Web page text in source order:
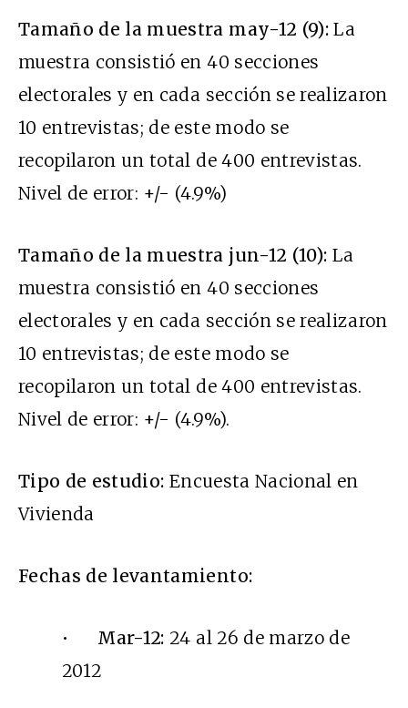
Tamaño de la muestra may-12 (9):La
muestra consistió en 40 secciones
electorales y en cada sección se realizaron
10 entrevistas; de este modo se
recopilaron un total de 400 entrevistas.
Nivel de error: +/- (4.9%)
Tamaño de la muestra jun-12 (10): La
muestra consistió en 40 secciones
electorales y en cada sección se realizaron
10 entrevistas; de este modo se
recopilaron un total de 400 entrevistas.
Nivel de error: +/- (4.9%).
Tipo de estudio: Encuesta Nacional en
Vivienda
Fechas de levantamiento:
• Mar-12: 24 al 26 de marzo de
2012